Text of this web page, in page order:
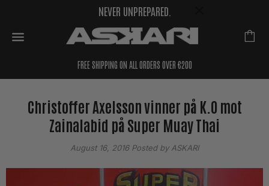
NEVER UNPREPARED.
FREE SHIPPING ON ALL ORDERS OVER €200
Christoffer Axelsson vinner på K.O mot
Zainalabid på Super Muay Thai
August 16, 2016Posted by ASKARI